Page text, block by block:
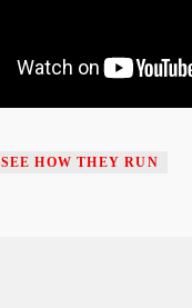
SEE HOW THEY RUN